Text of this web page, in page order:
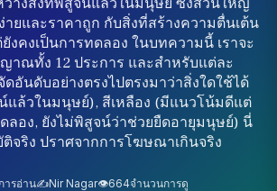
ว่างสิ่งที่พิสูจน์แล้วในมนุษย์ ซึ่งส่วนใหญ่
ายและราคาถูก กับสิ่งที่สร้างความตื่นเต้น
งคงเป็นการทดลอง ในบทความนี้ เราจะ
าณทั้ง 12 ประการ และสำหรับแต่ละ
อันดับอย่างตรงไปตรงมาว่าสิ่งใดใช้ได้
แล้วในมนุษย์), สีเหลือง (มีแนวโน้มดีแต่
ดลอง, ยังไม่พิสูจน์ว่าช่วยยืดอายุมนุษย์) นี่
จริง ปราศจากการโฆษณาเกินจริง
ารอ่าน✍️Nir Nagar👁️664จำนวนการดู